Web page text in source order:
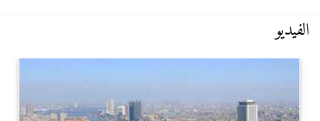
الفيديو